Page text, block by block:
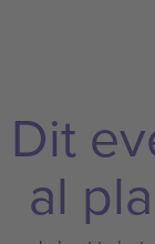
Dit
al